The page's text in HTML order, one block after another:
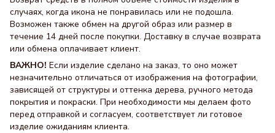
случаях, когда икона не понравилась или не подошла.
Возможен также обмен на другой образ или размер в
течение 14 дней после покупки. Доставку в случае возврата
или обмена оплачивает клиент.
ВАЖНО! Если изделие сделано на заказ, то оно может
незначительно отличаться от изображения на фотографии,
зависящей от структуры и оттенка дерева, ручного метода
покрытия и покраски. При необходимости мы делаем фото
перед отправкой и согласуем, соответствует ли готовое
изделие ожиданиям клиента.